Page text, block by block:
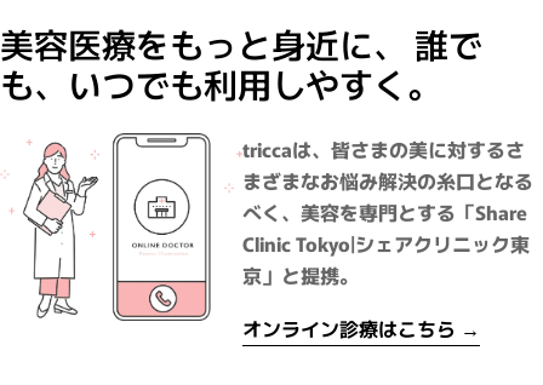
美容医療をもっと身近に、 誰で
も、いつでも利用しやすく。
triccaは、皆さまの美に対するさ
まざまなお悩み解決の糸口となる
べく、美容を専門とする「Share
Clinic Tokyo|シェアクリニック東
京」と提携。
オンライン診療はこちら →